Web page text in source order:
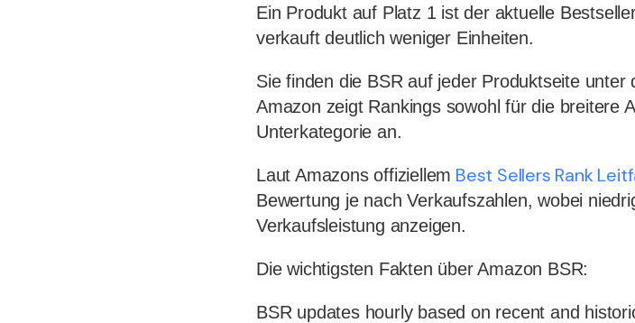
Ein Produkt auf Platz 1 ist der aktuelle
verkauft deutlich weniger Einheiten.
Sie finden die BSR auf jeder Produktseite unter
Amazon zeigt Rankings sowohl für die breitere
Unterkategorie an.
Laut Amazons offiziellem Best Sellers Rank
Bewertung je nach Verkaufszahlen, wobei
Verkaufsleistung anzeigen.
Die wichtigsten Fakten über Amazon BSR:
BSR updates hourly based on recent and